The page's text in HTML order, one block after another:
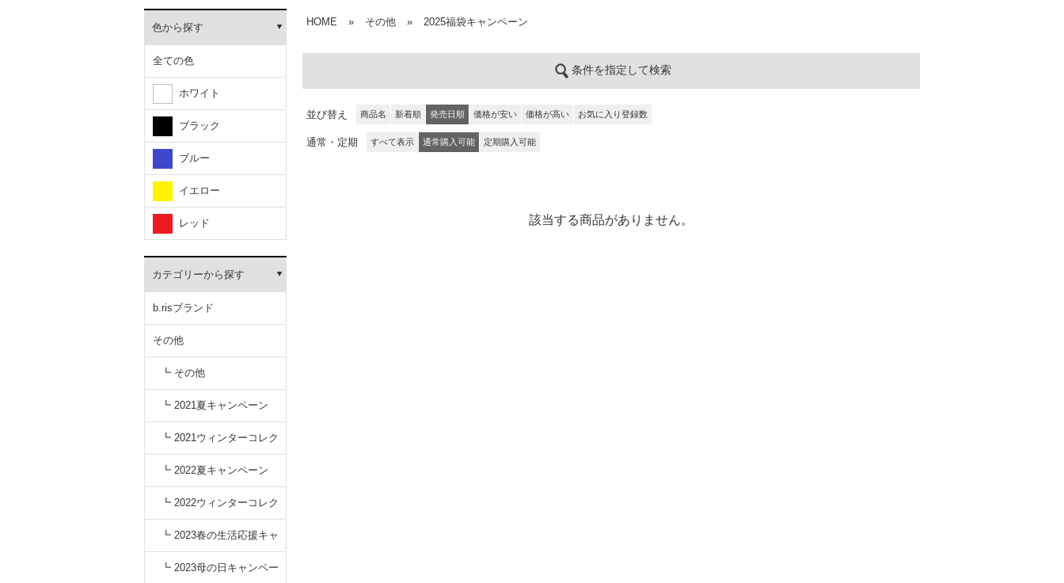
色から探す
全ての色
ホワイト
ブラック
ブルー
イエロー
レッド
カテゴリーから探す
b.risブランド
その他
┗ その他
┗ 2021夏キャンペーン
┗ 2021ウィンターコレク
ション
┗ 2022夏キャンペーン
┗ 2022ウィンターコレク
ション
┗ 2023春の生活応援キャ
ンペーン
┗ 2023母の日キャンペー
HOME » その他 » 2025福袋キャンペーン
条件を指定して検索
並び替え 商品名 新着順 発売日順 価格が安い 価格が高い お気に入り登録数
通常・定期 すべて表示 通常購入可能 定期購入可能
該当する商品がありません。